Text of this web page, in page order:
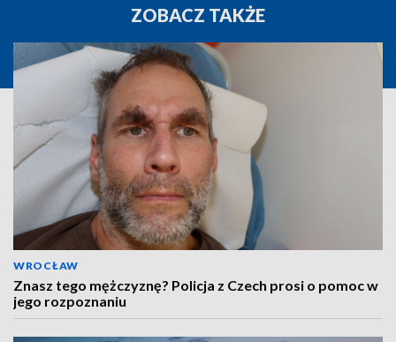
ZOBACZ TAKŻE
WROCŁAW
Znasz tego mężczyznę? Policja z Czech prosi o pomoc w
jego rozpoznaniu